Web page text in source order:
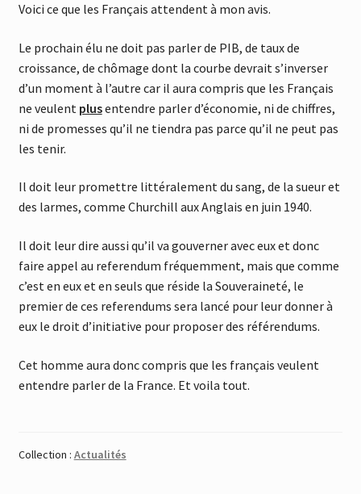
Voici ce que les Français attendent à mon avis.
Le prochain élu ne doit pas parler de PIB, de taux de
croissance, de chômage dont la courbe devrait s’inverser
d’un moment à l’autre car il aura compris que les Français
ne veulent plusentendre parler d’économie, ni de chiffres,
ni de promesses qu’il ne tiendra pas parce qu’il ne peut pas
les tenir.
Il doit leur promettre littéralement du sang, de la sueur et
des larmes, comme Churchill aux Anglais en juin 1940.
Il doit leur dire aussi qu’il va gouverner avec eux et donc
faire appel au referendum fréquemment, mais que comme
c’est en eux et en seuls que réside la Souveraineté, le
premier de ces referendums sera lancé pour leur donner à
eux le droit d’initiative pour proposer des référendums.
Cet homme aura donc compris que les français veulent
entendre parler de la France. Et voila tout.
Collection : Actualités